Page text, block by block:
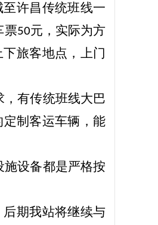
许昌传统班线一
票50元，实际为方
旅客地点，上门
有传统班线大巴
制客运车辆，能
设备都是严格按
期我站将继续与